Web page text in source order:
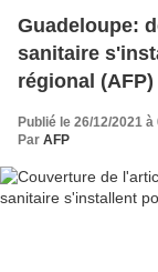
Guadeloupe:
sanitaire
régional (AFP)
Publié le 26/12/2021 à
Par AFP